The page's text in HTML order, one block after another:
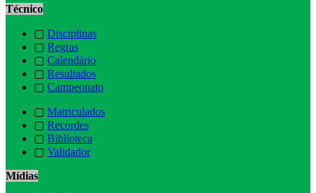
Técnico
▢ Disciplinas
▢ Regras
▢ Calendário
▢ Resultados
▢ Campeonato
▢ Matriculados
▢ Recordes
▢ Biblioteca
▢ Validador
Mídias